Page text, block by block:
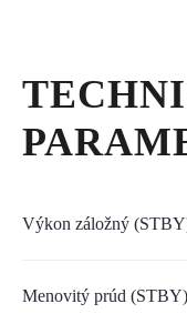
POUŽITÉ
Výkon záložný
Menovitý prúd (STBY)